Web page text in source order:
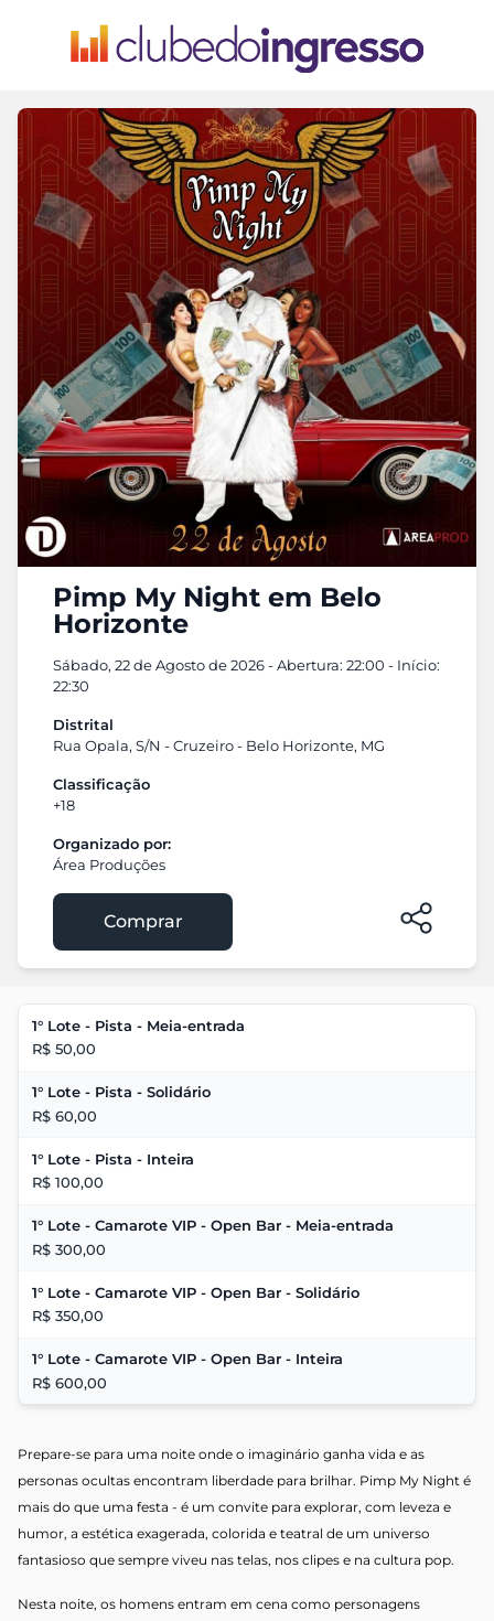
Pimp My Night em Belo
Horizonte
Sábado, 22 de Agosto de 2026 - Abertura: 22:00 - Início:
22:30
Distrital
Rua Opala, S/N - Cruzeiro - Belo Horizonte, MG
Classificação
+18
Organizado por:
Área Produções
Comprar
1° Lote - Pista - Meia-entrada
R$ 50,00
1° Lote - Pista - Solidário
R$ 60,00
1° Lote - Pista - Inteira
R$ 100,00
1° Lote - Camarote VIP - Open Bar - Meia-entrada
R$ 300,00
1° Lote - Camarote VIP - Open Bar - Solidário
R$ 350,00
1° Lote - Camarote VIP - Open Bar - Inteira
R$ 600,00
Prepare-se para uma noite onde o imaginário ganha vida e as
personas ocultas encontram liberdade para brilhar. Pimp My Night é
mais do que uma festa - é um convite para explorar, com leveza e
humor, a estética exagerada, colorida e teatral de um universo
fantasioso que sempre viveu nas telas, nos clipes e na cultura pop.
Nesta noite, os homens entram em cena como personagens